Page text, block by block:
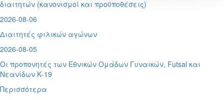
διαιτητών (κανονισμοί και προϋποθέσεις)
2026-08-06
Διαιτητές φιλικών αγώνων
2026-08-05
Οι προπονητές των Εθνικών Ομάδων Γυναικών, Futsal και
Νεανίδων Κ-19
Περισσότερα